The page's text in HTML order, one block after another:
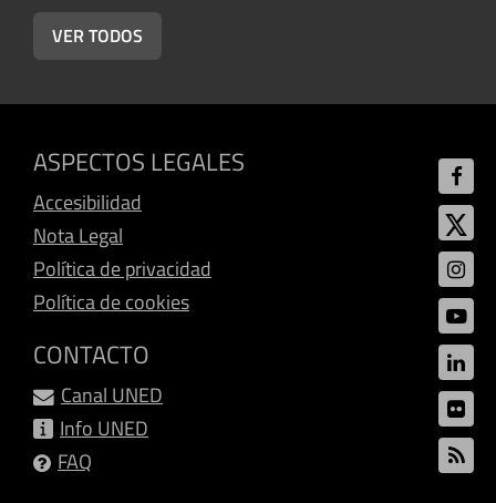
VER TODOS
ASPECTOS LEGALES
Accesibilidad
Nota Legal
Política de privacidad
Política de cookies
CONTACTO
Canal UNED
Info UNED
FAQ